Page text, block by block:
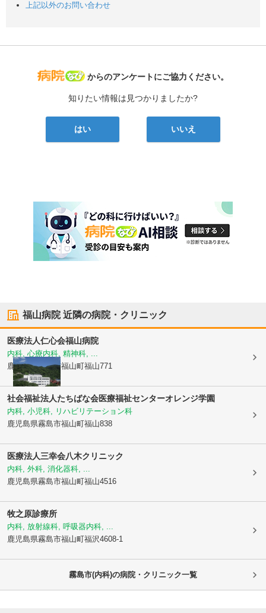
上記以外のお問い合わせ
病院なび
からのアンケートにご協力ください。
知りたい情報は見つかりましたか?
はい いいえ
福山病院近隣の病院・クリニック
医療法人仁心会福山病院
内科, 心療内科, 精神科, ...
鹿児島県霧島市福山町福山771
社会福祉法人たちばな会医療福祉センターオレンジ学園
内科, 小児科, リハビリテーション科
鹿児島県霧島市福山町福山838
医療法人三幸会八木クリニック
内科, 外科, 消化器科, ...
鹿児島県霧島市福山町福山4516
牧之原診療所
内科, 放射線科, 呼吸器内科, ...
鹿児島県霧島市福山町福沢4608-1
霧島市(内科)の病院・クリニック一覧